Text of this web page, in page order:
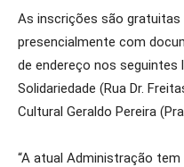
As inscrições são gratuitas
presencialmente com
de endereço nos seguintes
Solidariedade (Rua Dr.
Cultural Geraldo Pereira
“A atual Administração